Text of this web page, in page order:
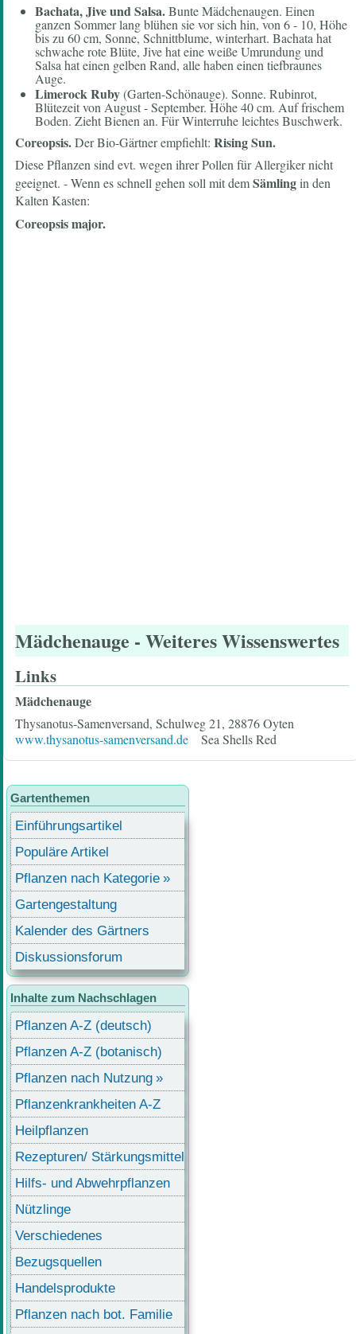
Bachata, Jive und Salsa.Bunte Mädchenaugen. Einen
ganzen Sommer lang blühen sie vor sich hin, von 6 - 10, Höhe
bis zu 60 cm, Sonne, Schnittblume, winterhart. Bachata hat
schwache rote Blüte, Jive hat eine weiße Umrundung und
Salsa hat einen gelben Rand, alle haben einen tiefbraunes
Auge.
Limerock Ruby(Garten-Schönauge). Sonne. Rubinrot,
Blütezeit von August - September. Höhe 40 cm. Auf frischem
Boden. Zieht Bienen an. Für Winterruhe leichtes Buschwerk.
Coreopsis.Der Bio-Gärtner empfiehlt: Rising Sun.
Diese Pflanzen sind evt. wegen ihrer Pollen für Allergiker nicht
geeignet. - Wenn es schnell gehen soll mit demSämlingin den
Kalten Kasten:
Coreopsis major.
Mädchenauge - Weiteres Wissenswertes
Links
Mädchenauge
Thysanotus-Samenversand, Schulweg 21, 28876 Oyten
www.thysanotus-samenversand.de
Sea Shells Red
Gartenthemen
Einführungsartikel
Populäre Artikel
Pflanzen nach Kategorie
Gartengestaltung
Kalender des Gärtners
Diskussionsforum
Inhalte zum Nachschlagen
Pflanzen A-Z (deutsch)
Pflanzen A-Z (botanisch)
Pflanzen nach Nutzung
Pflanzenkrankheiten A-Z
Heilpflanzen
Rezepturen/ Stärkungsmittel
Hilfs- und Abwehrpflanzen
Nützlinge
Verschiedenes
Bezugsquellen
Handelsprodukte
Pflanzen nach bot. Familie